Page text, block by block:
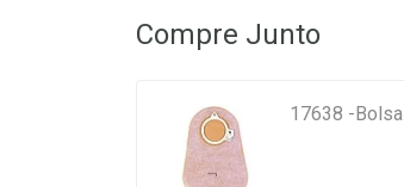
Compre Junto
17638 -